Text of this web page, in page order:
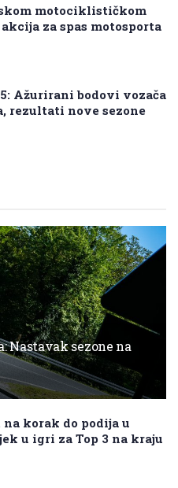
motociklističkom
za spas motosporta
Ažurirani bodovi vozača
rezultati nove sezone
Nastavak sezone na
korak do podija u
u igri za Top 3 na kraju